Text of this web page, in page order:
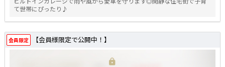
て世帯にぴったり♪
会員限定 【会員様限定で公開中！】